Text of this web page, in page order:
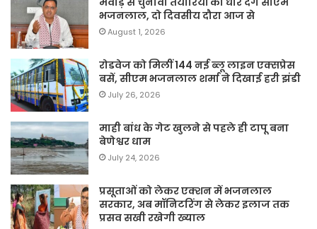
भजनलाल, दो दिवसीय दौरा आज से
August 1, 2026
रोडवेज को मिलीं 144 नई ब्लू लाइन एक्सप्रेस
बसें, सीएम भजनलाल शर्मा ने दिखाई हरी झंडी
July 26, 2026
माही बांध के गेट खुलने से पहले ही टापू बना
बेणेश्वर धाम
July 24, 2026
प्रसूताओं को लेकर एक्शन में भजनलाल
सरकार, अब मॉनिटरिंग से लेकर इलाज तक
प्रसव सखी रखेगी ख्याल